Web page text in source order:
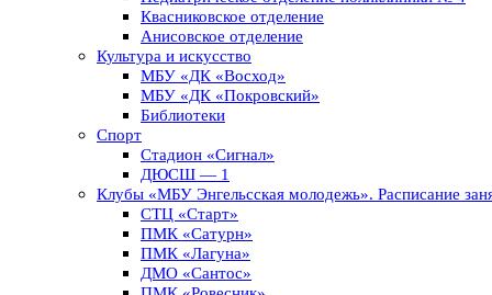
Квасниковское отделение
Анисовское отделение
Культура и искусство
МБУ «ДК «Восход»
МБУ «ДК «Покровский»
Библиотеки
Спорт
Стадион «Сигнал»
ДЮСШ — 1
Клубы «МБУ Энгельсская молодежь». Расписание
СТЦ «Старт»
ПМК «Сатурн»
ПМК «Лагуна»
ДМО «Сантос»